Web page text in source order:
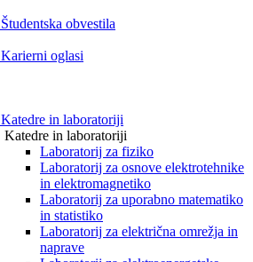
Študentska obvestila
Karierni oglasi
Katedre in laboratoriji
Katedre in laboratoriji
Laboratorij za fiziko
Laboratorij za osnove elektrotehnike
in elektromagnetiko
Laboratorij za uporabno matematiko
in statistiko
Laboratorij za električna omrežja in
naprave